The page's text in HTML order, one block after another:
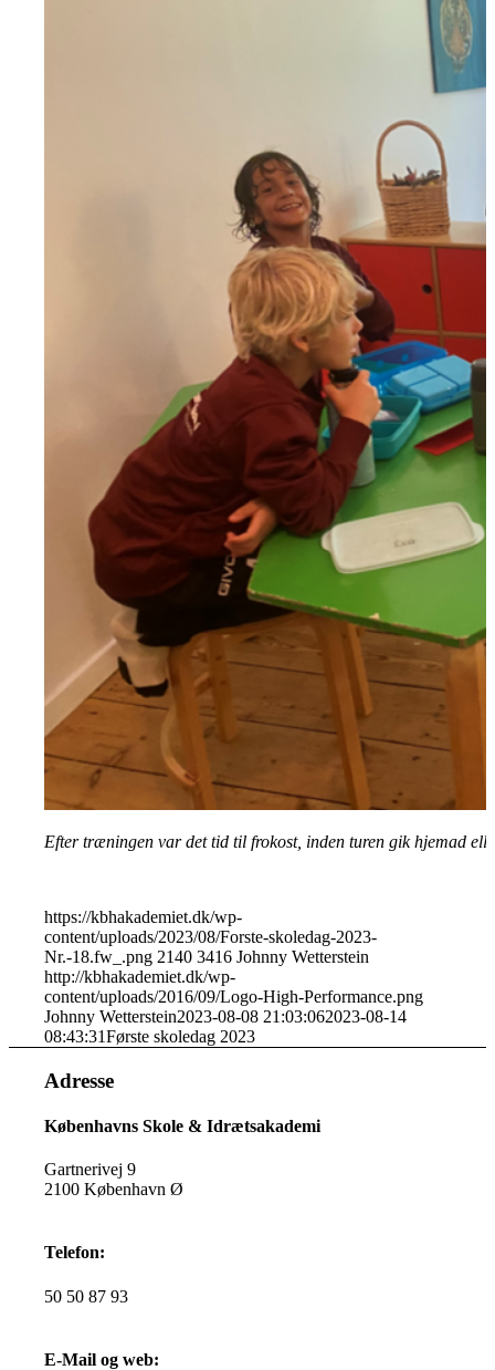
Efter træningen var det tid til frokost, inden turen gik hjemad
https://kbhakademiet.dk/wp-
content/uploads/2023/08/Forste-skoledag-2023-
Nr.-18.fw_.png 2140 3416 Johnny Wetterstein
http://kbhakademiet.dk/wp-
content/uploads/2016/09/Logo-High-Performance.png
Johnny Wetterstein2023-08-08 21:03:062023-08-14
08:43:31Første skoledag 2023
Adresse
Københavns Skole & Idrætsakademi
Gartnerivej 9
2100 København Ø
Telefon:
50 50 87 93
E-Mail og web: